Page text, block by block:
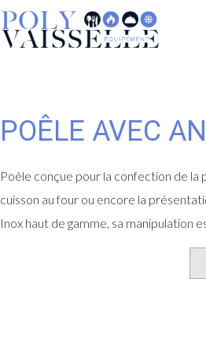
POÊLE AVEC
Poêle conçue pour la confection de la
cuisson au four ou encore la
Inox haut de gamme, sa manipulation